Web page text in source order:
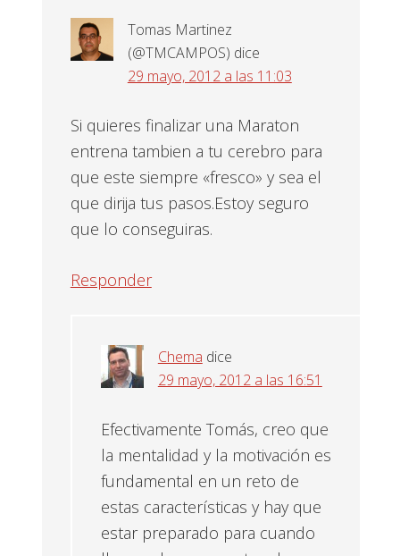
los
lectores
Tomas Martinez
(@TMCAMPOS) dice
29 mayo, 2012 a las 11:03
Si quieres finalizar una Maraton
entrena tambien a tu cerebro para
que este siempre «fresco» y sea el
que dirija tus pasos.Estoy seguro
que lo conseguiras.
Responder
Chema dice
29 mayo, 2012 a las 16:51
Efectivamente Tomás, creo que
la mentalidad y la motivación es
fundamental en un reto de
estas características y hay que
estar preparado para cuando